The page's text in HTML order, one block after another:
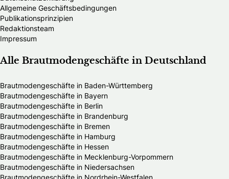
Allgemeine Geschäftsbedingungen
Publikationsprinzipien
Redaktionsteam
Impressum
Alle Brautmodengeschäfte in Deutschland
Brautmodengeschäfte in Baden-Württemberg
Brautmodengeschäfte in Bayern
Brautmodengeschäfte in Berlin
Brautmodengeschäfte in Brandenburg
Brautmodengeschäfte in Bremen
Brautmodengeschäfte in Hamburg
Brautmodengeschäfte in Hessen
Brautmodengeschäfte in Mecklenburg-Vorpommern
Brautmodengeschäfte in Niedersachsen